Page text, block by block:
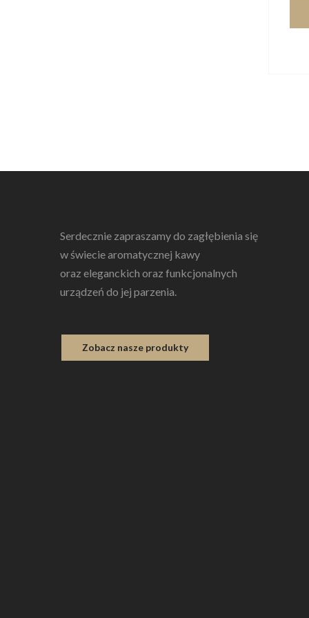
Serdecznie zapraszamy do zagłębienia się
w świecie aromatycznej kawy
oraz eleganckich oraz funkcjonalnych
urządzeń do jej parzenia.
Zobacz nasze produkty